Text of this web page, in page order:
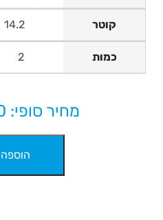
קוטר
כמות
מחיר סופי: ₪